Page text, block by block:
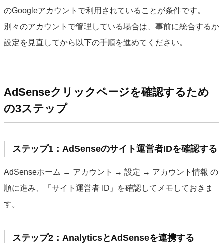
のGoogleアカウントで利用されていることが条件です。
別々のアカウントで管理している場合は、事前に統合するか
設定を見直してから以下の手順を進めてください。
AdSenseクリックページを確認するため
の3ステップ
ステップ1：AdSenseのサイト運営者IDを確認する
AdSenseホーム → アカウント → 設定 → アカウント情報 の
順に進み、「サイト運営者 ID」を確認してメモしておきま
す。
ステップ2：AnalyticsとAdSenseを連携する